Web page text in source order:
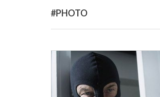
#PHOTO